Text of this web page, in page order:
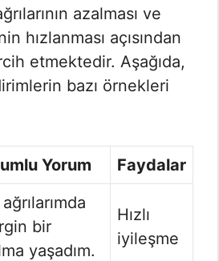
azalması ve
hızlanması açısından
etmektedir. Aşağıda,
bazı örnekleri
Yorum Faydalar
bir
yaşadım.
Hızlı
iyileşme